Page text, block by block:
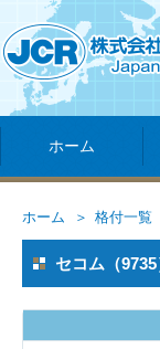
ホーム
ホーム 格付一覧
セコム（9735